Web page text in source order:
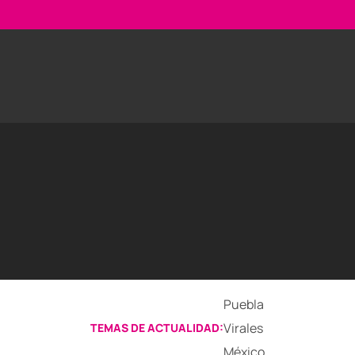
TEMAS DE ACTUALIDAD:
Puebla
Virales
México